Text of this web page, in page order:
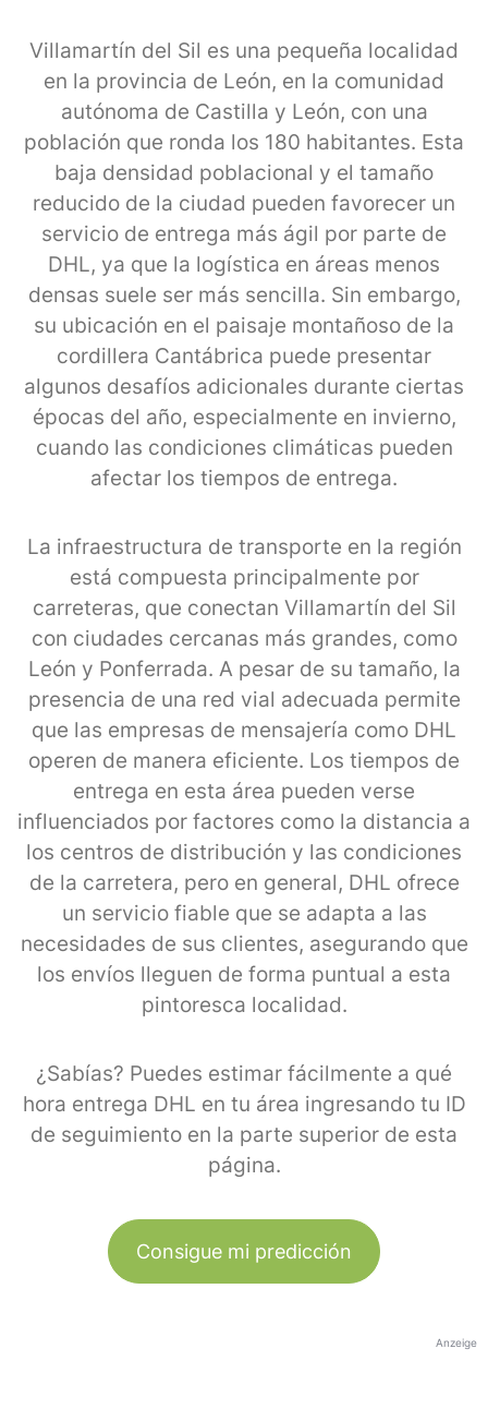
Villamartín del Sil es una pequeña localidad
en la provincia de León, en la comunidad
autónoma de Castilla y León, con una
población que ronda los 180 habitantes. Esta
baja densidad poblacional y el tamaño
reducido de la ciudad pueden favorecer un
servicio de entrega más ágil por parte de
DHL, ya que la logística en áreas menos
densas suele ser más sencilla. Sin embargo,
su ubicación en el paisaje montañoso de la
cordillera Cantábrica puede presentar
algunos desafíos adicionales durante ciertas
épocas del año, especialmente en invierno,
cuando las condiciones climáticas pueden
afectar los tiempos de entrega.
La infraestructura de transporte en la región
está compuesta principalmente por
carreteras, que conectan Villamartín del Sil
con ciudades cercanas más grandes, como
León y Ponferrada. A pesar de su tamaño, la
presencia de una red vial adecuada permite
que las empresas de mensajería como DHL
operen de manera eficiente. Los tiempos de
entrega en esta área pueden verse
influenciados por factores como la distancia a
los centros de distribución y las condiciones
de la carretera, pero en general, DHL ofrece
un servicio fiable que se adapta a las
necesidades de sus clientes, asegurando que
los envíos lleguen de forma puntual a esta
pintoresca localidad.
¿Sabías? Puedes estimar fácilmente a qué
hora entrega DHL en tu área ingresando tu ID
de seguimiento en la parte superior de esta
página.
Consigue mi predicción
Anzeige